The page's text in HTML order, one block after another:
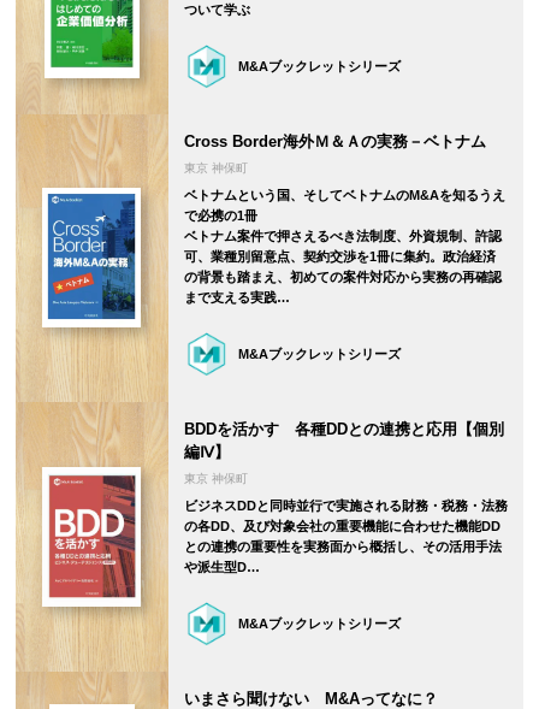
ついて学ぶ
M&Aブックレットシリーズ
Cross Border海外Ｍ＆Ａの実務－ベトナム
東京 神保町
ベトナムという国、そしてベトナムのM&Aを知るうえ
で必携の1冊
ベトナム案件で押さえるべき法制度、外資規制、許認
可、業種別留意点、契約交渉を1冊に集約。政治経済
の背景も踏まえ、初めての案件対応から実務の再確認
まで支える実践…
M&Aブックレットシリーズ
BDDを活かす 各種DDとの連携と応用【個別
編Ⅳ】
東京 神保町
ビジネスDDと同時並行で実施される財務・税務・法務
の各DD、及び対象会社の重要機能に合わせた機能DD
との連携の重要性を実務面から概括し、その活用手法
や派生型D…
M&Aブックレットシリーズ
いまさら聞けない M&Aってなに？